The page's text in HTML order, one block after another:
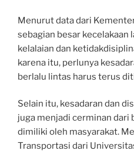
Menurut data dari
sebagian besar kecelakaan
kelalaian dan
karena itu, perlunya
berlalu lintas harus terus
Selain itu, kesadaran dan
juga menjadi cerminan dari
dimiliki oleh masyarakat.
Transportasi dari